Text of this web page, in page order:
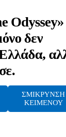
Odyssey»
δεν
ΣΜΙΚΡΥΝΣΗ
ΚΕΙΜΕΝΟΥ